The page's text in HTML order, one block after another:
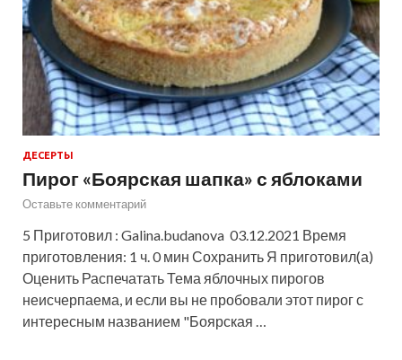
ДЕСЕРТЫ
Пирог «Боярская шапка» с яблоками
Оставьте комментарий
5 Приготовил : Galina.budanova 03.12.2021 Время
приготовления: 1 ч. 0 мин Сохранить Я приготовил(а)
Оценить Распечатать Тема яблочных пирогов
неисчерпаема, и если вы не пробовали этот пирог с
интересным названием "Боярская …